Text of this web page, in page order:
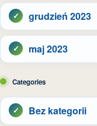
grudzień 2023
maj 2023
Categories
Bez kategorii